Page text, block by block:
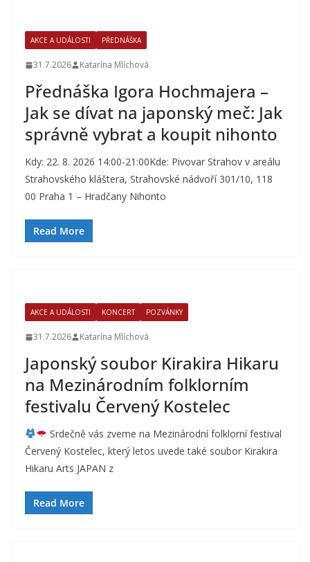
AKCE A UDÁLOSTI PŘEDNÁŠKA
31.7.2026 Katarína Mlíchová
Přednáška Igora Hochmajera –
Jak se dívat na japonský meč: Jak
správně vybrat a koupit nihonto
Kdy: 22. 8. 2026 14:00-21:00Kde: Pivovar Strahov v areálu
Strahovského kláštera, Strahovské nádvoří 301/10, 118
00 Praha 1 – Hradčany Nihonto
Read More
AKCE A UDÁLOSTI KONCERT POZVÁNKY
31.7.2026 Katarína Mlíchová
Japonský soubor Kirakira Hikaru
na Mezinárodním folklorním
festivalu Červený Kostelec
Srdečně vás zveme na Mezinárodní folklorní festival
Červený Kostelec, který letos uvede také soubor Kirakira
Hikaru Arts JAPAN z
Read More